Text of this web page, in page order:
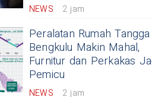
NEWS 2 jam
Peralatan Rumah
Bengkulu Makin Mahal,
Furnitur dan Perkakas
Pemicu
NEWS 2 jam